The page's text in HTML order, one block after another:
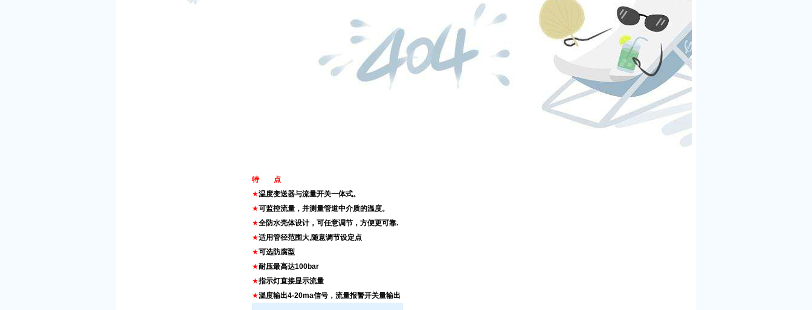
特 点
★温度变送器与流量开关一体式。
★可监控流量，并测量管道中介质的温度。
★全防水壳体设计，可任意调节，方便更可靠.
★适用管径范围大,随意调节设定点
★可选防腐型
★耐压最高达100bar
★指示灯直接显示流量
★温度输出4-20ma信号，流量报警开关量输出